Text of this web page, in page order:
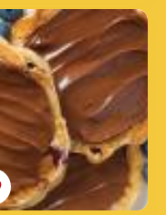
lievance s
a nátierkou
Nutella®